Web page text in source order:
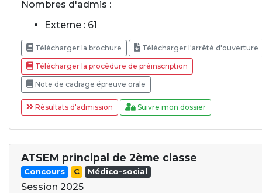
Nombres d'admis :
Externe : 61
Télécharger la brochure Télécharger l'arrêté d'ouverture
Télécharger la procédure de préinscription
Note de cadrage épreuve orale
Résultats d'admission Suivre mon dossier
ATSEM principal de 2ème classe
Concours C Médico-social
Session 2025